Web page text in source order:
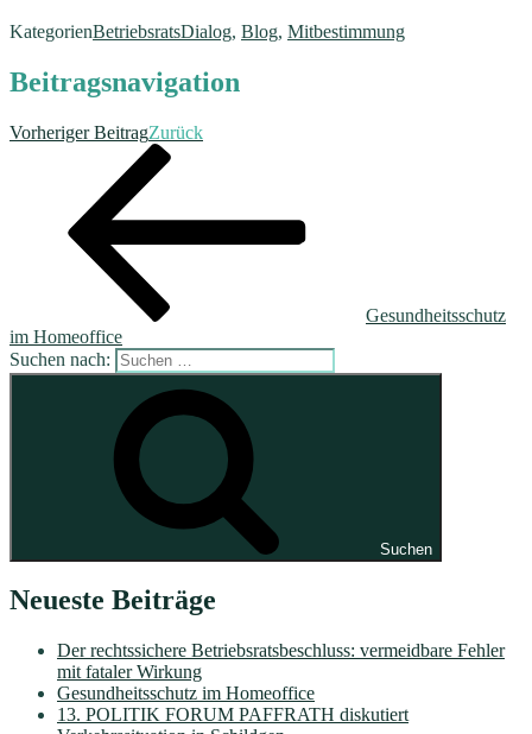
KategorienBetriebsratsDialog, Blog, Mitbestimmung
Beitragsnavigation
Vorheriger BeitragZurück
Gesundheitsschutz
im Homeoffice
Suchen nach:
Suchen
Neueste Beiträge
Der rechtssichere Betriebsratsbeschluss: vermeidbare Fehler
mit fataler Wirkung
Gesundheitsschutz im Homeoffice
13. POLITIK FORUM PAFFRATH diskutiert